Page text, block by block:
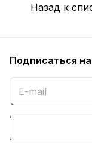
Назад к
Подписаться